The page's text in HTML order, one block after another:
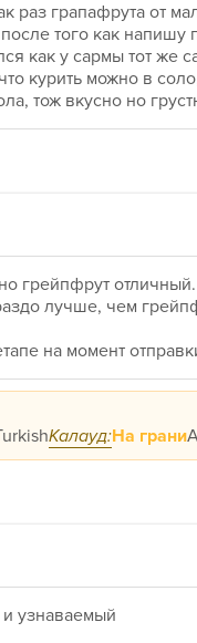
раз грапафрута от
того как напишу
как у сармы тот
курить можно в
тож вкусно но
грейпфрут
лучше, чем
на момент
Калауд:На грани
узнаваемый